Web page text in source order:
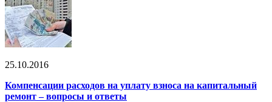
25.10.2016
Компенсации расходов на уплату взноса на капитальный
ремонт – вопросы и ответы